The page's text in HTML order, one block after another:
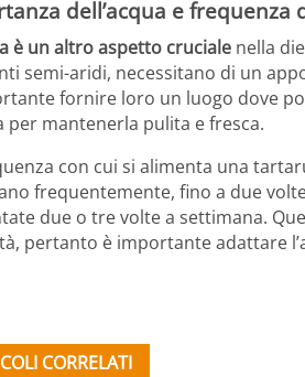
dell’acqua e frequenza
è un altro aspetto cruciale nella
semi-aridi, necessitano di un
fornire loro un luogo dove
per mantenerla pulita e fresca.
con cui si alimenta una
frequentemente, fino a due
due o tre volte a settimana.
pertanto è importante adattare
CORRELATI